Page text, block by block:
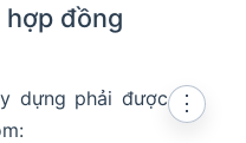
đồng
dựng phải được
⋮